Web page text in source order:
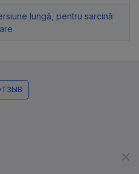
lungă, pentru sarcină